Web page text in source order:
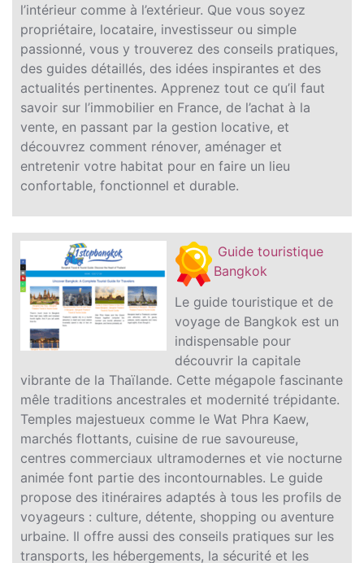
l’intérieur comme à l’extérieur. Que vous soyez
propriétaire, locataire, investisseur ou simple
passionné, vous y trouverez des conseils pratiques,
des guides détaillés, des idées inspirantes et des
actualités pertinentes. Apprenez tout ce qu’il faut
savoir sur l’immobilier en France, de l’achat à la
vente, en passant par la gestion locative, et
découvrez comment rénover, aménager et
entretenir votre habitat pour en faire un lieu
confortable, fonctionnel et durable.
Guide touristique
Bangkok
Le guide touristique et de
voyage de Bangkok est un
indispensable pour
découvrir la capitale
vibrante de la Thaïlande. Cette mégapole fascinante
mêle traditions ancestrales et modernité trépidante.
Temples majestueux comme le Wat Phra Kaew,
marchés flottants, cuisine de rue savoureuse,
centres commerciaux ultramodernes et vie nocturne
animée font partie des incontournables. Le guide
propose des itinéraires adaptés à tous les profils de
voyageurs : culture, détente, shopping ou aventure
urbaine. Il offre aussi des conseils pratiques sur les
transports, les hébergements, la sécurité et les